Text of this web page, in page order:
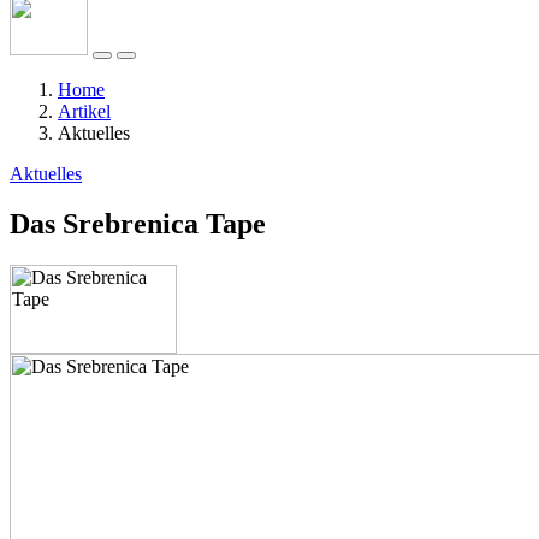
Home
Artikel
Aktuelles
Aktuelles
Das Srebrenica Tape